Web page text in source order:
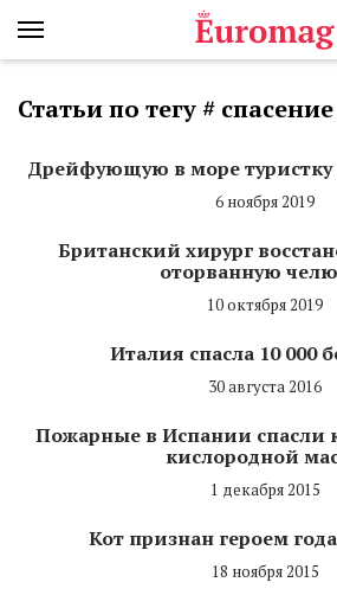
Статьи по тегу # спасение
Дрейфующую в море туристку
6 ноября 2019
Британский хирург
оторванную
10 октября 2019
Италия спасла 10 000
30 августа 2016
Пожарные в Испании спасли
кислородной
1 декабря 2015
Кот признан героем
18 ноября 2015